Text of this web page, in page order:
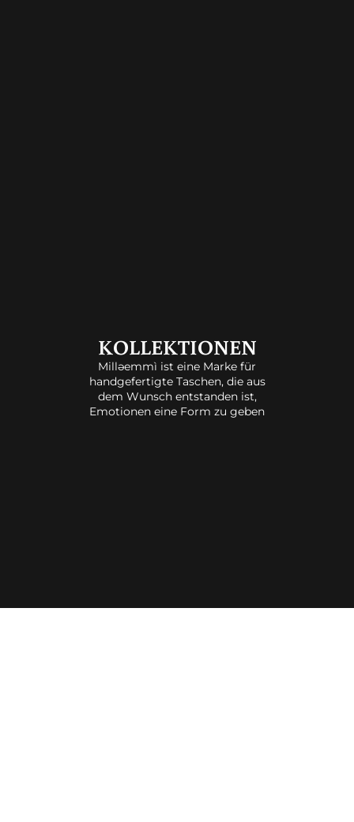
KOLLEKTIONEN
Milləemmì ist eine Marke für
handgefertigte Taschen, die aus
dem Wunsch entstanden ist,
Emotionen eine Form zu geben